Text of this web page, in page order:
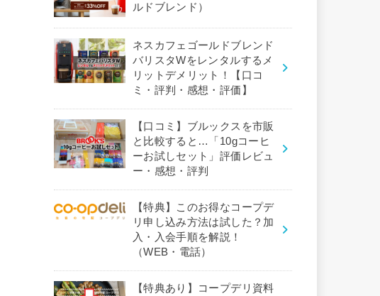
ルドブレンド）
ネスカフェゴールドブレンド
バリスタWをレンタルするメ
リットデメリット！【口コ
ミ・評判・感想・評価】
【口コミ】ブルックスを市販
と比較すると…「10gコーヒ
ーお試しセット」評価レビュ
ー・感想・評判
【特典】このお得なコープデ
リ申し込み方法は試した？加
入・入会手順を解説！
（WEB・電話）
【特典あり】コープデリ資料